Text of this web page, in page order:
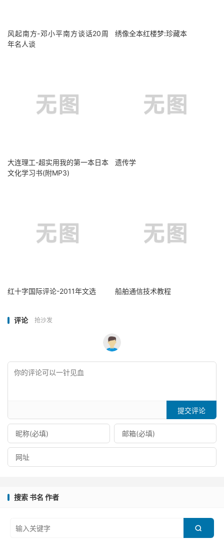
风起南方-邓小平南方谈话20周
年名人谈
绣像全本红楼梦:珍藏本
大连理工-超实用我的第一本日本
文化学习书(附MP3)
遗传学
红十字国际评论-2011年文选 船舶通信技术教程
评论 抢沙发
提交评论
搜索 书名 作者
